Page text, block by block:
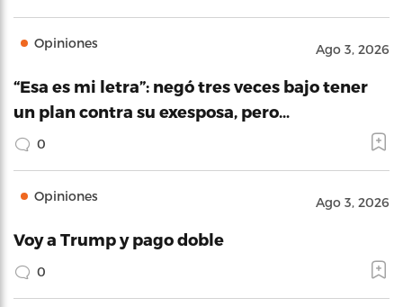
Opiniones Ago 3, 2026
“Esa es mi letra”: negó tres veces bajo tener
un plan contra su exesposa, pero…
0
Opiniones Ago 3, 2026
Voy a Trump y pago doble
0